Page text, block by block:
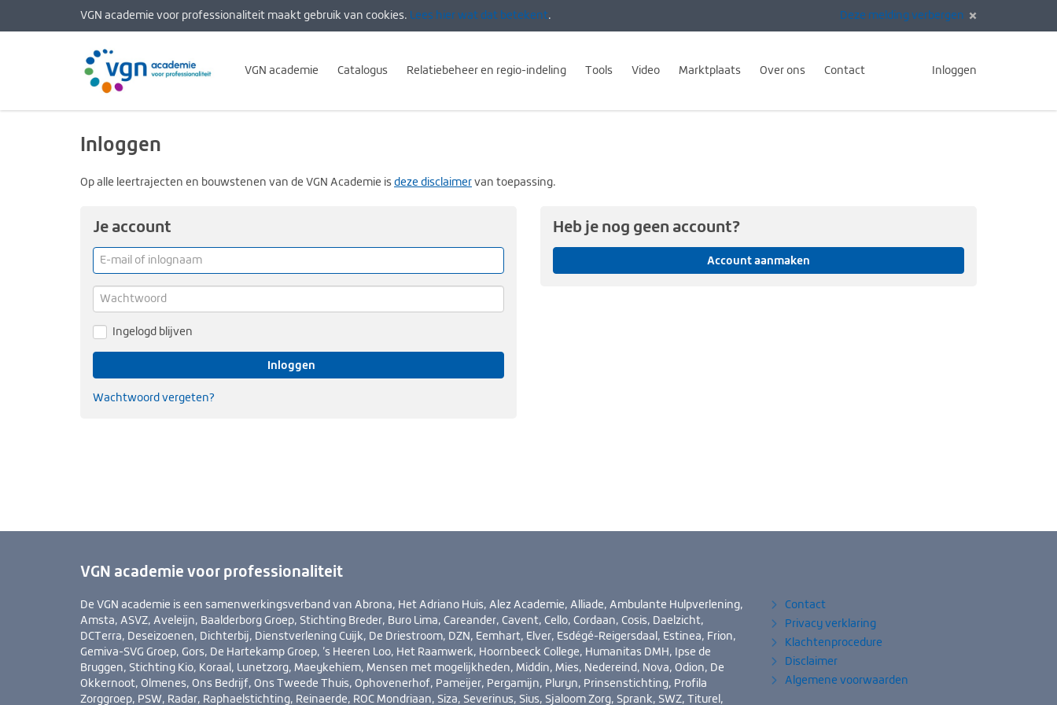
VGN academie voor professionaliteit maakt gebruik van cookies. Lees hier wat dat betekent. Deze melding verbergen
VGN academie Catalogus Relatiebeheer en regio-indeling Tools Video Marktplaats Over ons Contact Inloggen
Inloggen
Op alle leertrajecten en bouwstenen van de VGN Academie is deze disclaimer van toepassing.
Je account
E-
mail
of
inlognaam
Vergeet
Wachtwoord
Ingelogd blijven
Inloggen
Wachtwoord vergeten?
Heb je nog geen account?
Account aanmaken
VGN academie voor professionaliteit
De VGN academie is een samenwerkingsverband van Abrona, Het Adriano Huis, Alez Academie, Alliade, Ambulante Hulpverlening,
Amsta, ASVZ, Aveleijn, Baalderborg Groep, Stichting Breder, Buro Lima, Careander, Cavent, Cello, Cordaan, Cosis, Daelzicht,
DCTerra, Deseizoenen, Dichterbij, Dienstverlening Cuijk, De Driestroom, DZN, Eemhart, Elver, Esdégé-Reigersdaal, Estinea, Frion,
Gemiva-SVG Groep, Gors, De Hartekamp Groep, ’s Heeren Loo, Het Raamwerk, Hoornbeeck College, Humanitas DMH, Ipse de
Bruggen, Stichting Kio, Koraal, Lunetzorg, Maeykehiem, Mensen met mogelijkheden, Middin, Mies, Nedereind, Nova, Odion, De
Okkernoot, Olmenes, Ons Bedrijf, Ons Tweede Thuis, Ophovenerhof, Pameijer, Pergamijn, Pluryn, Prinsenstichting, Profila
Zorggroep, PSW, Radar, Raphaelstichting, Reinaerde, ROC Mondriaan, Siza, Severinus, Sius, Sjaloom Zorg, Sprank, SWZ, Titurel,
Contact
Privacy verklaring
Klachtenprocedure
Disclaimer
Algemene voorwaarden